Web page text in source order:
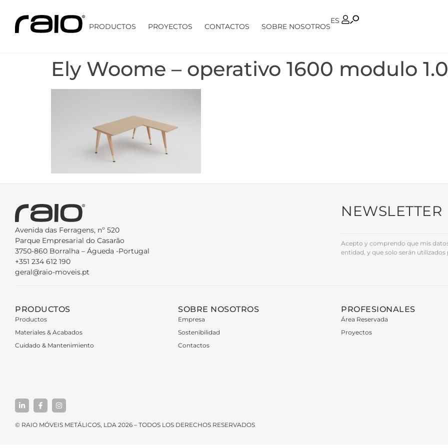
PRODUCTOS PROYECTOS CONTACTOS SOBRE NOSOTROS
ES
PT
Ely Woome – operativo 1600 modulo
Avenida das Ferragens, nº 520
Parque Empresarial do Casarão
3750-860 Borralha – Águeda -Portugal
+351 234 612 190
geral@raio-moveis.pt
NEWSLETTER
Acepto y comprendo que mis
entidad, y que solo serán
PRODUCTOS
Productos
Materiales & Acabados
Cuidado & Mantenimiento
SOBRE NOSOTROS
Empresa
Sostenibilidad
Contactos
PROFESIONALES
Área Reservada
Proyectos
© RAIO MÓVEIS METÁLICOS, LDA 2026 – TODOS LOS DERECHOS RESERVADOS